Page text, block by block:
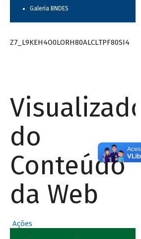
Galeria BNDES
Z7_L9KEH4O0LORH80ALCLTPF80SI4
Visualizador
do
Conteúdo
da Web
Ações